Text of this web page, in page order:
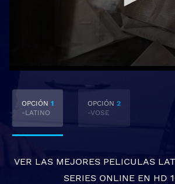
OPCIÓN 1
-LATINO
OPCIÓN 2
-VOSE
VER LAS MEJORES PELICULAS
SERIES ONLINE EN HD